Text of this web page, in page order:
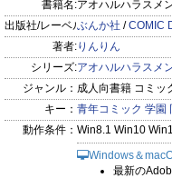
書籍名:アオハルハラスメ
出版社/レーベル:ぶんか社 /COMIC
著者:りんりん
シリーズ:アオハルハラスメ
ジャンル： 成人向書籍 コミッ
キー： 青年コミック 学園
動作条件： Win8.1 Win10
Windows＆
最新の